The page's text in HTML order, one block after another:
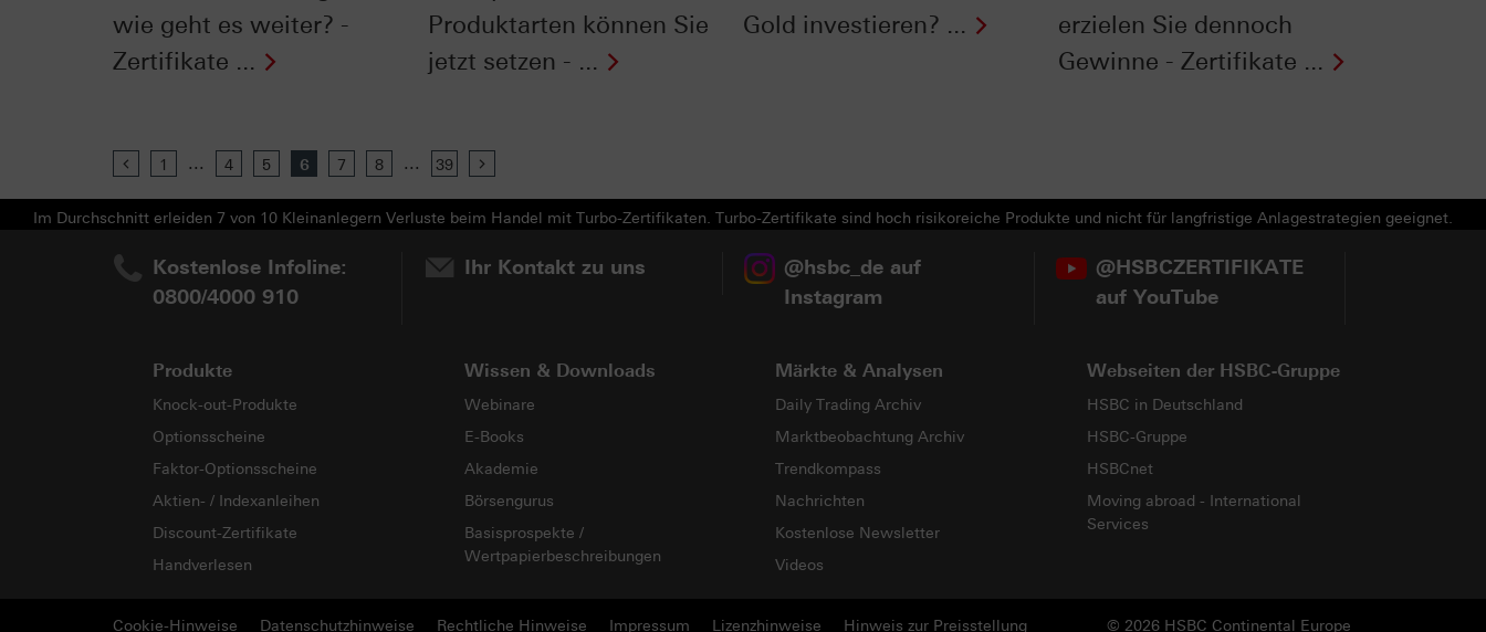
wie geht es weiter? -
Zertifikate ...
Produktarten können Sie
jetzt setzen - ...
Gold investieren? ...
erzielen Sie dennoch
Gewinne - Zertifikate ...
Previous
1 ... 4 5 6 7 8 ... 39
Im Durchschnitt erleiden 7 von 10 Kleinanlegern Verluste beim Handel mit Turbo-Zertifikaten. Turbo-Zertifikate sind hoch risikoreiche Produkte und nicht für langfristige Anlagestrategien geeignet.
Kostenlose Infoline:
0800/4000 910
Ihr Kontakt zu uns
@hsbc_de auf
Instagram
@HSBCZERTIFIKATE
auf YouTube
Produkte
Knock-out-Produkte
Optionsscheine
Faktor-Optionsscheine
Aktien- / Indexanleihen
Discount-Zertifikate
Handverlesen
Wissen & Downloads
Webinare
E-Books
Akademie
Börsengurus
Basisprospekte /
Wertpapierbeschreibungen
Märkte & Analysen
Daily Trading Archiv
Marktbeobachtung Archiv
Trendkompass
Nachrichten
Kostenlose Newsletter
Videos
Webseiten der HSBC-Gruppe
HSBC in Deutschland
HSBC-Gruppe
HSBCnet
Moving abroad - International
Services
Cookie-Hinweise Datenschutzhinweise Rechtliche Hinweise Impressum Lizenzhinweise © 2026 HSBC Continental Europe
Hinweis zur Preisstellung